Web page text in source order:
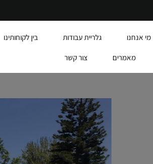
מי אנחנו גלריית עבודות בין לקוחותינו
מאמרים צור קשר